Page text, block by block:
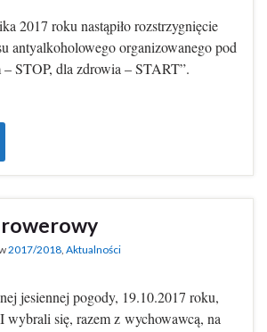
2017 roku nastąpiło rozstrzygnięcie
antyalkoholowego organizowanego pod
– STOP, dla zdrowia – START”.
rowerowy
2017/2018 Aktualności
jesiennej pogody, 19.10.2017 roku,
się, razem z wychowawcą, na